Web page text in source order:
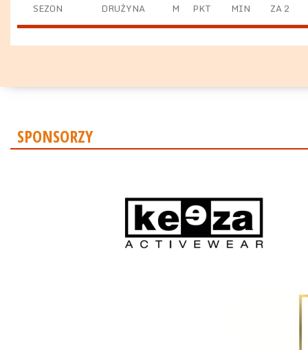
SEZON DRUŻYNA M PKT MIN ZA 2
SPONSORZY